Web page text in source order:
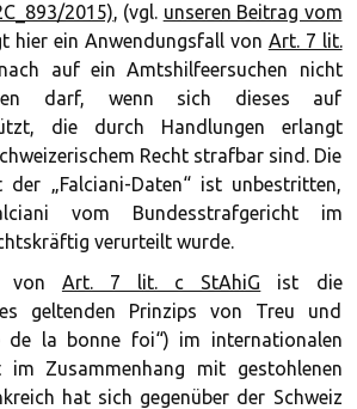
2015), (vgl. unseren Beitrag vom
hier ein Anwendungsfall von Art. 7 lit.
auf ein Amtshilfeersuchen nicht
darf, wenn sich dieses auf
die durch Handlungen erlangt
Recht strafbar sind. Die
der „Falciani-Daten“ ist unbestritten,
vom Bundesstrafgericht im
verurteilt wurde.
von Art. 7 lit. c StAhiG ist die
geltenden Prinzips von Treu und
de la bonne foi“) im internationalen
im Zusammenhang mit gestohlenen
hat sich gegenüber der Schweiz